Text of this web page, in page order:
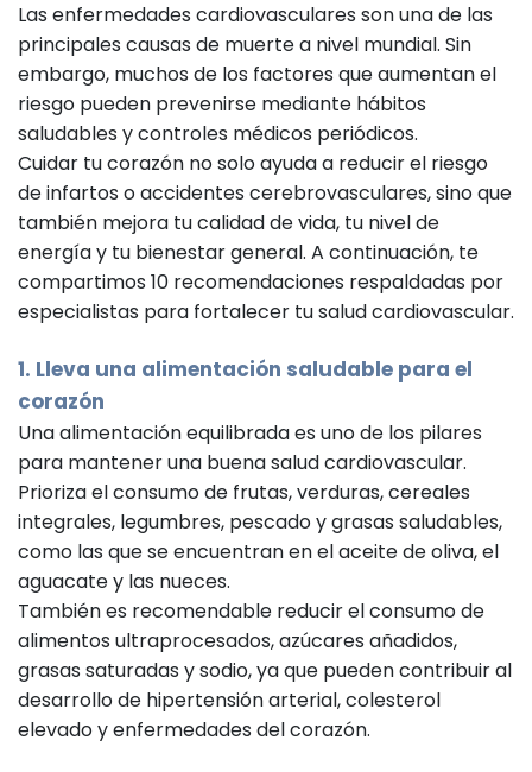
Las enfermedades cardiovasculares son una de las
principales causas de muerte a nivel mundial. Sin
embargo, muchos de los factores que aumentan el
riesgo pueden prevenirse mediante hábitos
saludables y controles médicos periódicos.
Cuidar tu corazón no solo ayuda a reducir el riesgo
de infartos o accidentes cerebrovasculares, sino que
también mejora tu calidad de vida, tu nivel de
energía y tu bienestar general. A continuación, te
compartimos 10 recomendaciones respaldadas por
especialistas para fortalecer tu salud cardiovascular.
1. Lleva una alimentación saludable para el
corazón
Una alimentación equilibrada es uno de los pilares
para mantener una buena salud cardiovascular.
Prioriza el consumo de frutas, verduras, cereales
integrales, legumbres, pescado y grasas saludables,
como las que se encuentran en el aceite de oliva, el
aguacate y las nueces.
También es recomendable reducir el consumo de
alimentos ultraprocesados, azúcares añadidos,
grasas saturadas y sodio, ya que pueden contribuir al
desarrollo de hipertensión arterial, colesterol
elevado y enfermedades del corazón.